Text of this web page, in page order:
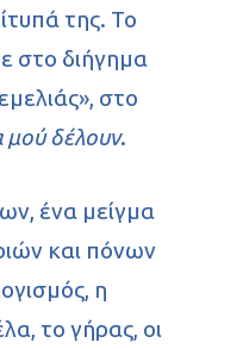
της. Το
στο διήγημα
στο
μού δέλουν.
ένα μείγμα
και πόνων
η
το γήρας, οι